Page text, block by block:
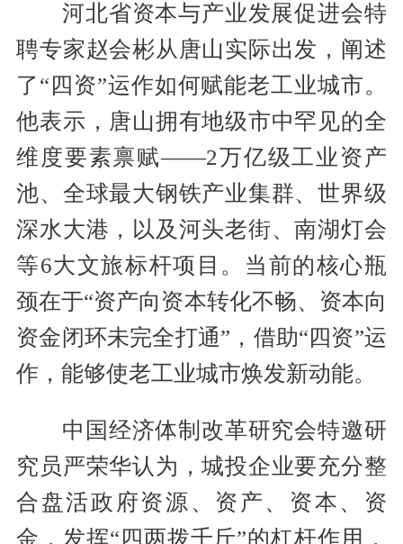
河北省资本与产业发展促进会特
聘专家赵会彬从唐山实际出发，阐述
了“四资”运作如何赋能老工业城市。
他表示，唐山拥有地级市中罕见的全
维度要素禀赋——2万亿级工业资产
池、全球最大钢铁产业集群、世界级
深水大港，以及河头老街、南湖灯会
等6大文旅标杆项目。当前的核心瓶
颈在于“资产向资本转化不畅、资本向
资金闭环未完全打通”，借助“四资”运
作，能够使老工业城市焕发新动能。
中国经济体制改革研究会特邀研
究员严荣华认为，城投企业要充分整
合盘活政府资源、资产、资本、资
金，发挥“四两拨千斤”的杠杆作用，